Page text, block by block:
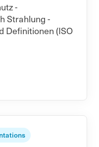
-
Strahlung -
Definitionen (ISO